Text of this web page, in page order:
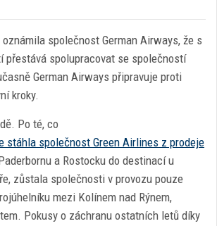
společnost German Airways, že s
přestává spolupracovat se společností
German Airways připravuje proti
kroky.
Po té, co
stáhla společnost Green Airlines z prodeje
a Rostocku do destinací u
zůstala společnosti v provozu pouze
mezi Kolínem nad Rýnem,
Pokusy o záchranu ostatních letů díky